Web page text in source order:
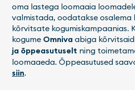
oma lastega loomaaia
valmistada, oodatakse osalema
kõrvitsate kogumiskampaanias.
kogume Omniva abiga
ja õppeasutuselt ning
loomaaeda. Õppeasutused
siin.